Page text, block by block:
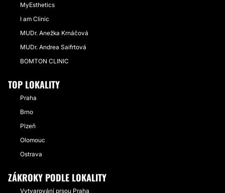
MyEsthetics
I am Clinic
MUDr. Anežka Krnáčová
MUDr. Andrea Saifrtová
BOMTON CLINIC
TOP LOKALITY
Praha
Brno
Plzeň
Olomouc
Ostrava
ZÁKROKY PODLE LOKALITY
Vytvarování prsou Praha